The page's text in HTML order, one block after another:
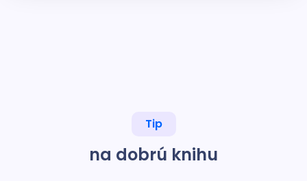
Tip
na dobrú knihu